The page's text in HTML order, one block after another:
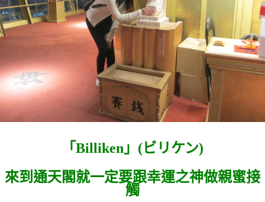
「Billiken」(ビリケン)
來到通天閣就一定要跟幸運之神做親蜜接
觸